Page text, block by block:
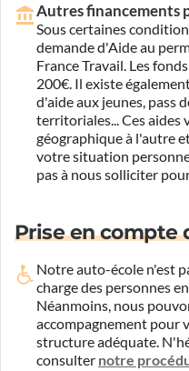
Autres financements
Sous certaines
demande d'Aide au
France Travail. Les
200€. Il existe
d'aide aux jeunes, pass
territoriales... Ces aides
géographique à l'autre
votre situation
pas à nous solliciter
Prise en compte
Notre auto-école n'est
charge des personnes
Néanmoins, nous
accompagnement pour
structure adéquate.
consulter notre